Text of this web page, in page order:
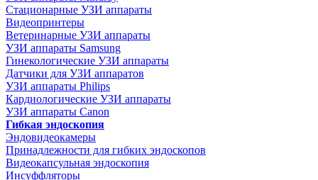
Стационарные УЗИ аппараты
Видеопринтеры
Ветеринарные УЗИ аппараты
УЗИ аппараты Samsung
Гинекологические УЗИ аппараты
Датчики для УЗИ аппаратов
УЗИ аппараты Philips
Кардиологические УЗИ аппараты
УЗИ аппараты Canon
Гибкая эндоскопия
Эндовидеокамеры
Принадлежности для гибких эндоскопов
Видеокапсульная эндоскопия
Инсуффляторы